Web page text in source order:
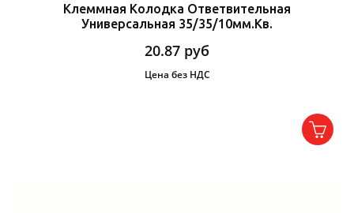
Клеммная Колодка Ответвительная
Универсальная 35/35/10мм.кв.
20.87 руб
Цена без НДС